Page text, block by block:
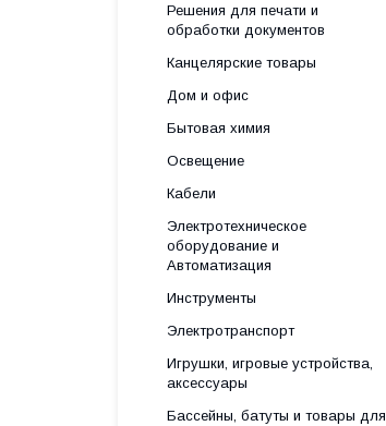
Решения для печати и
обработки документов
Канцелярские товары
Дом и офис
Бытовая химия
Освещение
Кабели
Электротехническое
оборудование и
Автоматизация
Инструменты
Электротранспорт
Игрушки, игровые устройства,
аксессуары
Бассейны, батуты и товары для